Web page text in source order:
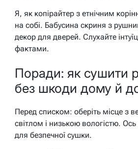
Я, як копірайтер з етнічним
на собі. Бабусина скриня з
декор для дверей. Слухайте
фактами.
Поради: як сушити
без шкоди дому й
Перед списком: оберіть місце з
світлом і низькою вологістю.
для безпечної сушки.